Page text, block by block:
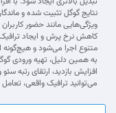
نتایج گوگل تثبیت شده و
کاهش نرخ پرش و ایجاد
متنوع اجرا می‌شود و هیچ‌گونه
به همین دلیل، تهیه ورودی
افزایش بازدید، ارتقای
می‌توانید ترافیک واقعی،